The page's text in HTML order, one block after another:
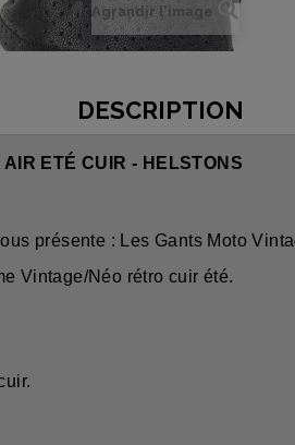
Agrandir l'image
DESCRIPTION
ETÉ CUIR - HELSTONS
présente : Les Gants Moto
Vintage/Néo rétro cuir été.